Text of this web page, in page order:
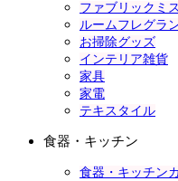
ファブリックミ
ルームフレグラ
お掃除グッズ
インテリア雑貨
家具
家電
テキスタイル
食器・キッチン
食器・キッチン